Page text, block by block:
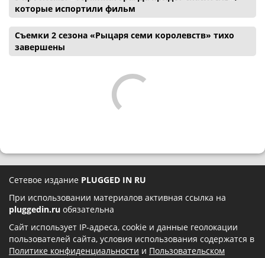
которые испортили фильм
Съемки 2 сезона «Рыцаря семи королевств» тихо
завершены
Сетевое издание PLUGGED IN RU
При использовании материалов активная ссылка на
pluggedin.ru обязательна
Сайт использует IP-адреса, cookie и данные геолокации
пользователей сайта, условия использования содержатся в
Политике конфиденциальности и Пользовательском